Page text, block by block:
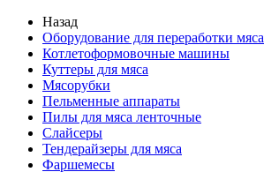
Назад
Оборудование для переработки мяса
Котлетоформовочные машины
Куттеры для мяса
Мясорубки
Пельменные аппараты
Пилы для мяса ленточные
Слайсеры
Тендерайзеры для мяса
Фаршемесы